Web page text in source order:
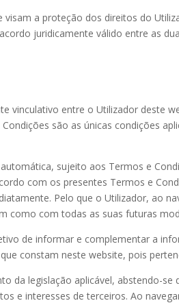
a proteção dos direitos do
juridicamente válido entre as
vinculativo entre o Utilizador deste
são as únicas condições
sujeito aos Termos e
com os presentes Termos e
Pelo que o Utilizador, ao
como com todas as suas futuras
de informar e complementar a
constam neste website, pois
da legislação aplicável, abstendo-
e interesses de terceiros. Ao